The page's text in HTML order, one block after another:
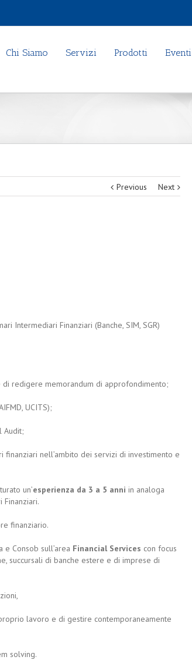
Chi Siamo Servizi Prodotti Eventi
Previous Next
Intermediari Finanziari (Banche, SIM, SGR)
redigere memorandum di approfondimento;
UCITS);
Audit;
nell’ambito dei servizi di investimento e
un’esperienza da 3 a 5 anni in analoga
Finanziari.
finanziario.
Consob sull’area Financial Services con focus
succursali di banche estere e di imprese di
lavoro e di gestire contemporaneamente
solving.